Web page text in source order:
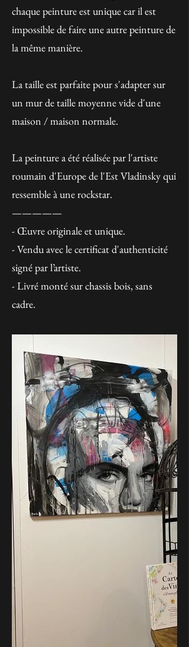
chaque peinture est unique car il est
impossible de faire une autre peinture de
la même manière.
La taille est parfaite pour s'adapter sur
un mur de taille moyenne vide d'une
maison / maison normale.
La peinture a été réalisée par l'artiste
roumain d'Europe de l'Est Vladinsky qui
ressemble à une rockstar.
—————
- Œuvre originale et unique.
- Vendu avec le certificat d'authenticité
signé par l’artiste.
- Livré monté sur chassis bois, sans
cadre.